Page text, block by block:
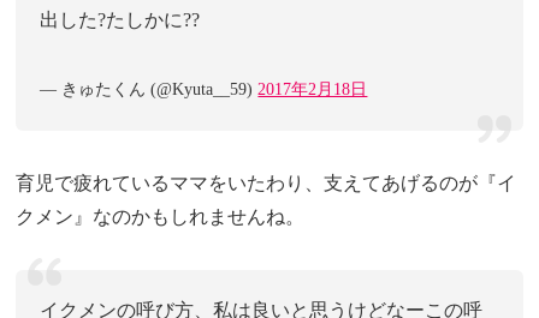
出した?たしかに??
— きゅたくん (@Kyuta__59)2017年2月18日
育児で疲れているママをいたわり、支えてあげるのが『イ
クメン』なのかもしれませんね。
イクメンの呼び方、私は良いと思うけどなーこの呼